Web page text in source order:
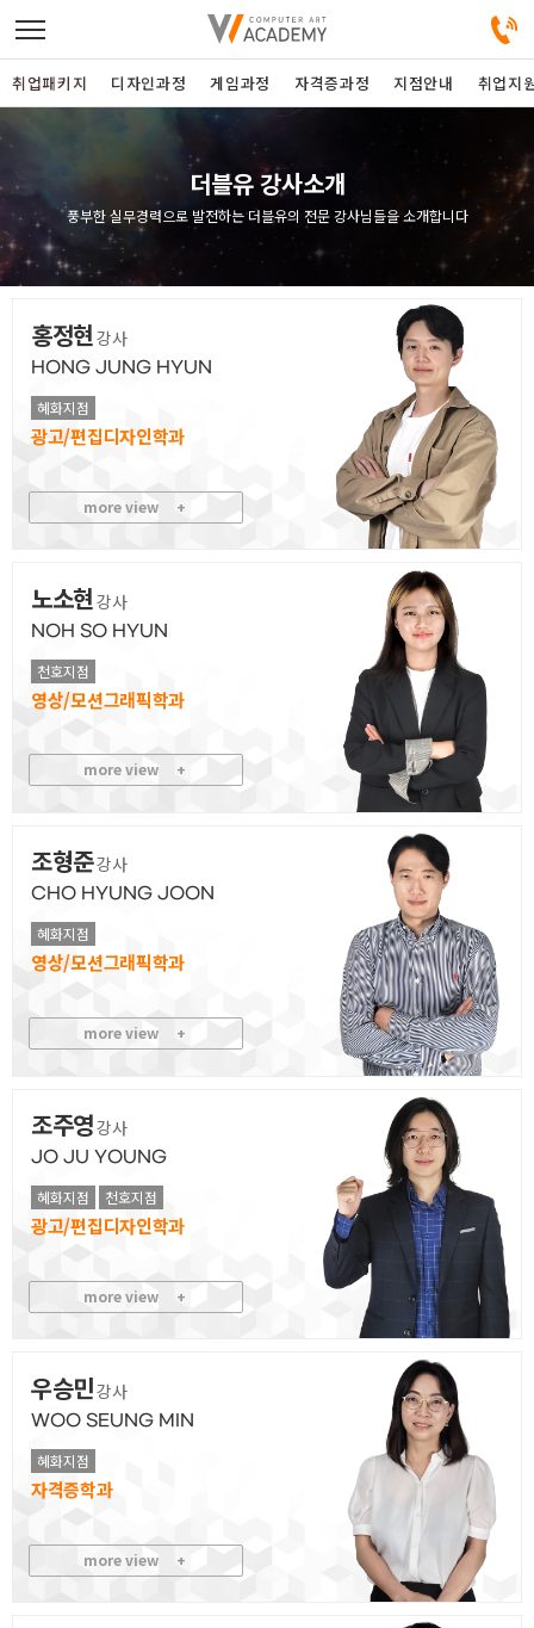
디자인단과과정
게임과정
자격증과정
커뮤니티
취업패키지
고객상담센터
아카데미소개
지점별 홈페이지
취업패키지 디자인과정 게임과정 자격증과정 지점안내 취업지
더블유 강사소개
풍부한 실무경력으로 발전하는 더블유의 전문 강사님들을 소개합니다
홍정현 강사
HONG JUNG HYUN
혜화지점
광고/편집디자인
more view +
노소현 강사
NOH SO HYUN
천호지점
영상/모션그래픽
more view +
조형준강사
CHO HYUNG JOON
혜화지점
영상/모션그래픽
more view +
조주영강사
JO JU YOUNG
혜화지점
천호지점
광고/편집디자인
more view +
우승민강사
WOO SEUNG MIN
혜화지점
자격증
more view +